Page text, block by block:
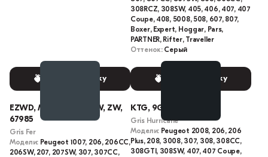
Выбрать краску
308RCZ, 308SW, 405, 406, 407, 407
Coupe, 408, 5008, 508, 607, 807,
Boxer, Expert, Hoggar, Pars,
PARTNER, Rifter, Traveller
Оттенок: Серый
Выбрать краску
EZWD, M0ZW, 691, EZW, ZW,
67985
Gris Fer
Модели: Peugeot 1007, 206, 206CC,
206SW, 207, 207SW, 307, 307CC,
KTG, 9G, P09G, 9GP0
Gris Hurricane
Модели: Peugeot 2008, 206, 206
Plus, 208, 3008, 307, 308, 308CC,
308GTI, 308SW, 407, 407 Coupe,